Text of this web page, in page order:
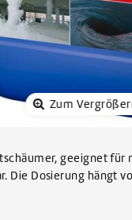
Zum
geeignet für
Die Dosierung hängt